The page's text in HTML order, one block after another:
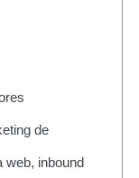
de
web, inbound